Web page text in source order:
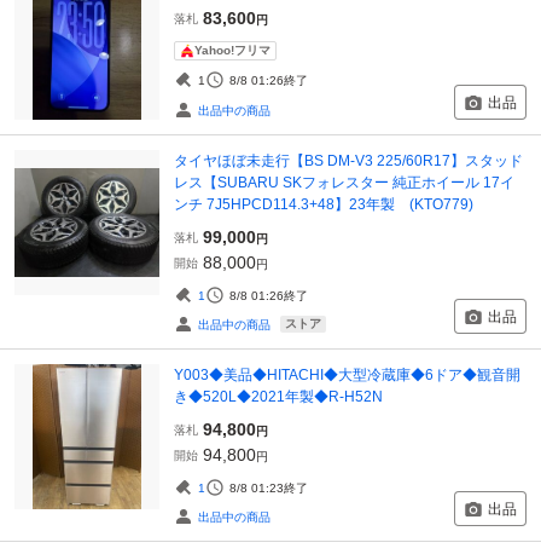
落札 83,600円
Yahoo!フリマ
1 8/8 01:26終了
出品中の商品 出品
タイヤほぼ未走行【BS DM-V3 225/60R17】スタッド
レス【SUBARU SKフォレスター 純正ホイール 17イ
ンチ 7J5HPCD114.3+48】23年製 (KTO779)
落札 99,000円
開始 88,000円
1 8/8 01:26終了
出品中の商品 ストア 出品
Y003◆美品◆HITACHI◆大型冷蔵庫◆6ドア◆観音開
き◆520L◆2021年製◆R-H52N
落札 94,800円
開始 94,800円
1 8/8 01:23終了
出品中の商品 出品